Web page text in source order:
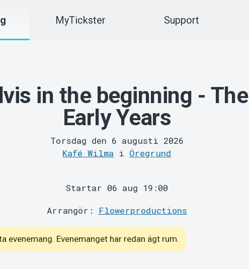
MyTickster Support
in the beginning - The
Early Years
Torsdag den 6 augusti 2026
Kafé Wilma i Öregrund
Startar 06 aug 19:00
Arrangör: Flowerproductions
Evenemanget har redan ägt rum.